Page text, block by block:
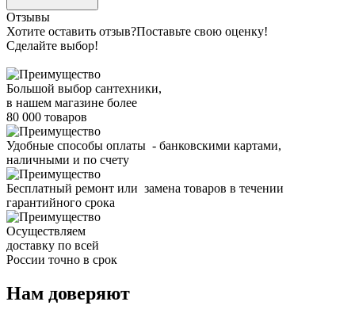
Отзывы
Хотите оставить отзыв?Поставьте свою оценку!
Сделайте выбор!
Большой выбор сантехники,
в нашем магазине более
80 000 товаров
Удобные способы оплаты - банковскими картами,
наличными и по счету
Бесплатный ремонт или замена товаров в течении
гарантийного срока
Осуществляем
доставку по всей
России точно в срок
Нам доверяют